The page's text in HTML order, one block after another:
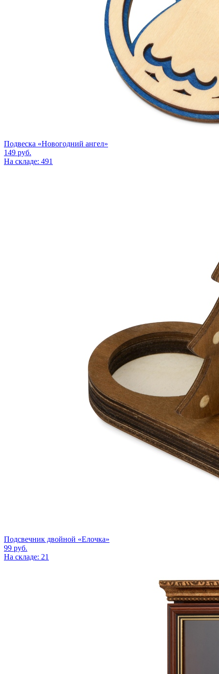
Подвеска «Новогодний ангел»
149 руб.
На складе: 491
Подсвечник двойной «Елочка»
99 руб.
На складе: 21